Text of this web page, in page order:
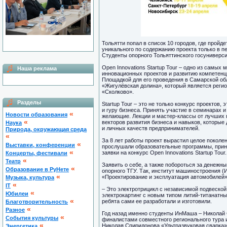
Наша реклама
Разделы
Новости образования «
Наука «
Природа, окружающая среда
«
Выставки, конференции «
Концерты, фестивали «
Театр «
Образование в РуНете «
Музыка, культура «
IT «
Юбилеи «
Благотворительность «
Разное «
Cобытия культуры «
Тольятти попал в список 10 городов, где
уникального по содержанию проекта только в
Студенты опорного Тольяттинского
Open Innovations Startup Tour – одно из самых
инновационных проектов и развитию
Площадкой для его проведения в Самарской
«Жигулёвская долина», который является
«Сколково».
Startup Tour – это не только конкурс
и гуру бизнеса. Принять участие в семинарах
желающие. Лекции и мастер-классы от лучших
векторов развития бизнеса и навыков,
и личных качеств предпринимателей.
За 8 лет работы проект вырастил целое
прослушали образовательные программы,
заявки на конкурс Open Innovations Startup Tour.
Заявить о себе, а также побороться за
опорного ТГУ. Так, институт машиностроения
«Проектирование и эксплуатация
– Это электротрицикл с независимой
электрокартинг с новым типом литий-
ребята сами ее разработали и изготовили.
Год назад именно студенты ИнМаша –
финалистами совместного регионального
Николая Спиридонова «Ультразвуковая